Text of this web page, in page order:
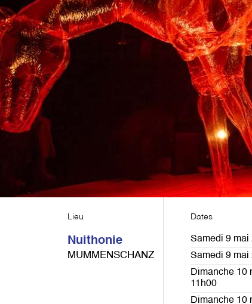
Lieu
Nuithonie
MUMMENSCHANZ
Dates
Samedi 9 mai
Samedi 9 mai
Dimanche 10
11h00
Dimanche 10